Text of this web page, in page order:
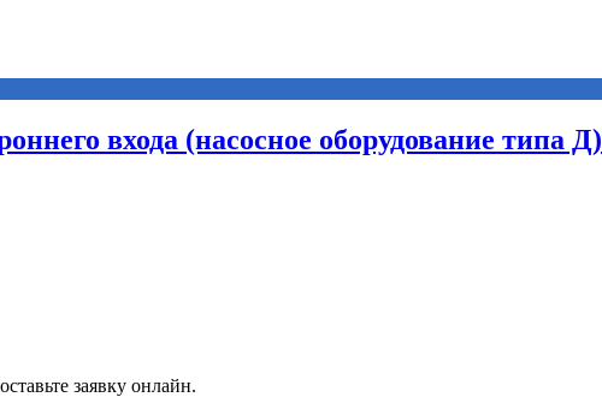
входа (насосное оборудование типа Д)
заявку онлайн.